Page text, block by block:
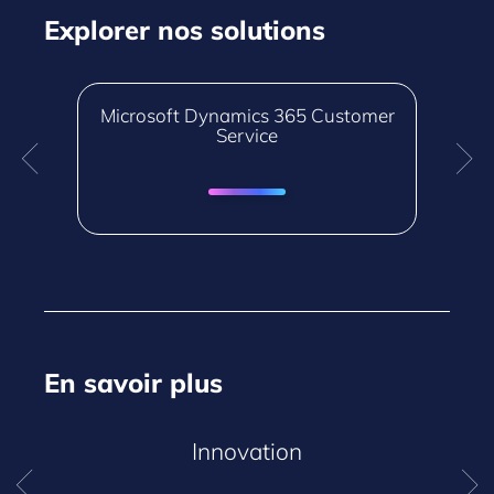
Explorer nos solutions
Microsoft Dynamics 365 Customer
Service
En savoir plus
Innovation